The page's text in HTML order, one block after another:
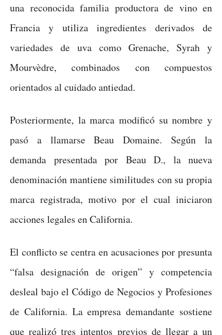
una reconocida familia productora de vino en
Francia y utiliza ingredientes derivados de
variedades de uva como Grenache, Syrah y
Mourvèdre, combinados con compuestos
orientados al cuidado antiedad.
Posteriormente, la marca modificó su nombre y
pasó a llamarse Beau Domaine. Según la
demanda presentada por Beau D., la nueva
denominación mantiene similitudes con su propia
marca registrada, motivo por el cual iniciaron
acciones legales en California.
El conflicto se centra en acusaciones por presunta
“falsa designación de origen” y competencia
desleal bajo el Código de Negocios y Profesiones
de California. La empresa demandante sostiene
que realizó tres intentos previos de llegar a un